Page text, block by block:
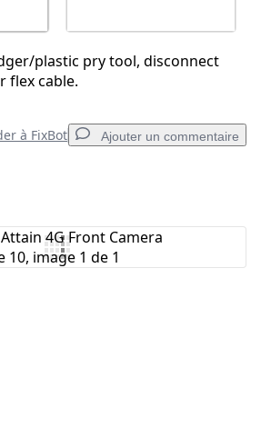
plastic pry tool, disconnect
flex cable.
à FixBot Ajouter un commentaire